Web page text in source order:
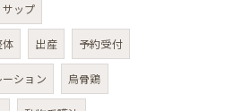
サップ
体 出産 予約受付
ーション 烏骨鶏